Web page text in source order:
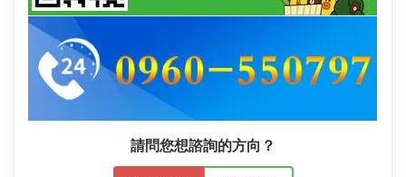
請問您想諮詢的方向？